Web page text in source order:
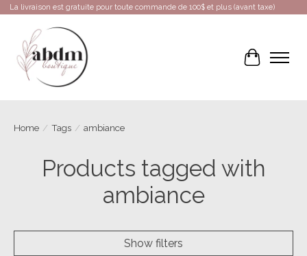
La livraison est gratuite pour toute commande de 100$ et plus (avant taxe)
Cart
Home / Tags / ambiance
Products tagged with
ambiance
Show filters